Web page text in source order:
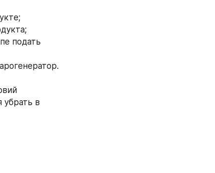
подать
убрать в